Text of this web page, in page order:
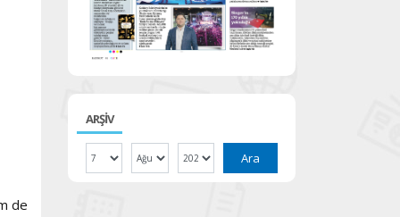
de
ARŞİV
Ara